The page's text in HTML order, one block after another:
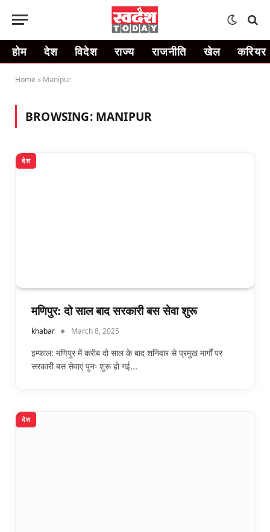
होम देश विदेश राज्य राजनीति खेल करियर
Home » Manipur
BROWSING: MANIPUR
देश
मणिपुर: दो साल बाद सरकारी बस सेवा शुरू
khabar March 8, 2025
इम्फाल: मणिपुर में करीब दो साल के बाद शनिवार से प्रमुख मार्गों पर
सरकारी बस सेवाएं पुनः शुरू हो गई…
देश